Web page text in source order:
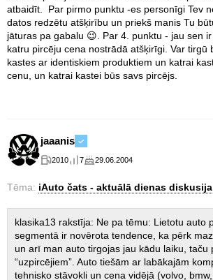
atbaidīt. Par pirmo punktu -es personīgi Tev
datos redzētu atšķirību un priekš manis Tu
jāturas pa gabalu 😉. Par 4. punktu - jau sen
katru pircēju cena nostrādā atšķirīgi. Var tirgū
kastes ar identiskiem produktiem un katrai
cenu, un katrai kastei būs savs pircējs.
jaaanis
2010 7 29.06.2004
Tēma: iAuto čats - aktuālā dienas diskusija
klasika13 rakstīja: Ne pa tēmu: Lietotu auto
segmentā ir novērota tendence, ka pērk
un arī man auto tirgojas jau kādu laiku, taču
“uzpircējiem”. Auto tiešām ar labākajām
tehnisko stāvokli un cena vidējā (volvo,